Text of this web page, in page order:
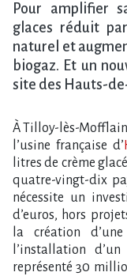
Pour amplifier
glaces réduit
naturel et
biogaz. Et un
site des Hauts-
À Tilloy-lès-
l’usine française d’
litres de crème
quatre-vingt-dix
nécessite un
d’euros, hors
la création
l’installation
représenté 30